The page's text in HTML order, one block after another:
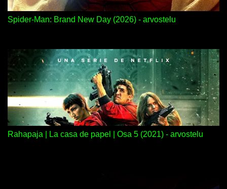
Spider-Man: Brand New Day (2026) - arvostelu
Rahapaja | La casa de papel | Osa 5 (2021) - arvostelu